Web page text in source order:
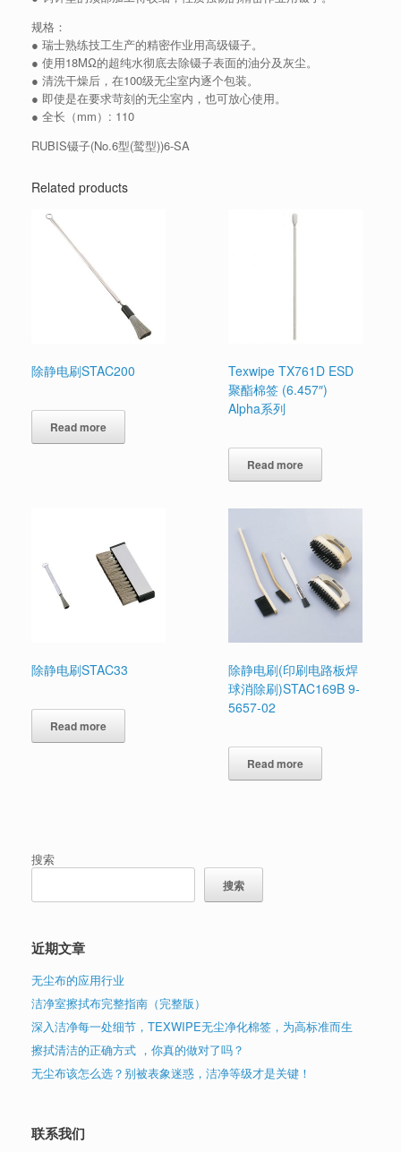
规格：
● 瑞士熟练技工生产的精密作业用高级镊子。
● 使用18MΩ的超纯水彻底去除镊子表面的油分及灰尘。
● 清洗干燥后，在100级无尘室内逐个包装。
● 即使是在要求苛刻的无尘室内，也可放心使用。
● 全长（mm）: 110
RUBIS镊子(No.6型(鹫型))6-SA
Related products
除静电刷STAC200
Read more
Texwipe TX761D ESD
聚酯棉签 (6.457″)
Alpha系列
Read more
除静电刷STAC33
Read more
除静电刷(印刷电路板焊
球消除刷)STAC169B 9-
5657-02
Read more
搜索
搜索
近期文章
无尘布的应用行业
洁净室擦拭布完整指南（完整版）
深入洁净每一处细节，TEXWIPE无尘净化棉签，为高标准而生
擦拭清洁的正确方式 ，你真的做对了吗？
无尘布该怎么选？别被表象迷惑，洁净等级才是关键！
联系我们